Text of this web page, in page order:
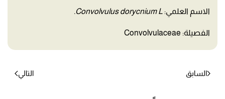
الاسم العلمي: Convolvulus dorycnium L.
الفصيلة: Convolvulaceae
السابق التالي